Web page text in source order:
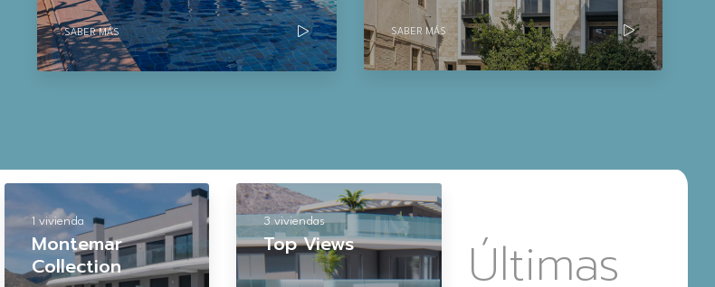
SABER MÁS SABER MÁS
1 vivienda
Montemar
Collection
3 viviendas
Top Views Últimas